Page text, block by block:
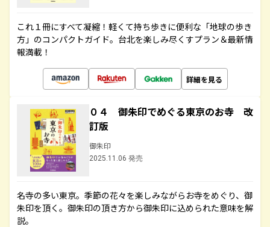
これ１冊にすべて凝縮！軽くて持ち歩きに便利な「地球の歩き
方」のコンパクトガイド。台北を楽しみ尽くすプラン＆最新情
報満載！
詳細を見る
０４ 御朱印でめぐる東京のお寺 改
訂版
御朱印
2025.11.06 発売
名寺の多い東京。季節の花々を楽しみながらお寺をめぐり、御
朱印を頂く。御朱印の頂き方から御朱印に込められた意味を解
説。